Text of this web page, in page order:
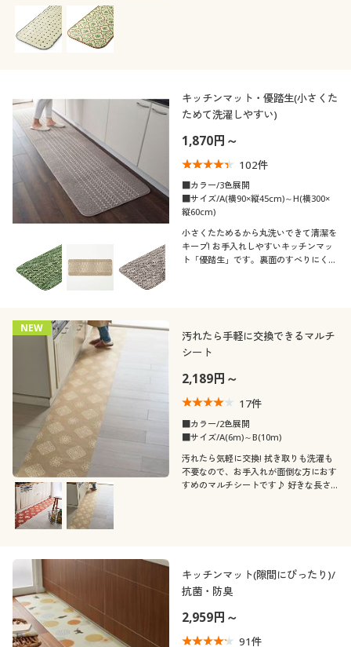
キッチンマット・優踏生(小さくた
ためて洗濯しやすい)
1,870円～
102件
■カラー/3色展開
■サイズ/A(横90×縦45cm)～H(横300×
縦60cm)
小さくたためるから丸洗いできて清潔を
キープ! お手入れしやすいキッチンマッ
ト「優踏生」です。裏面のすべりにくい
NEW
汚れたら手軽に交換できるマルチ
シート
2,189円～
17件
■カラー/2色展開
■サイズ/A(6m)～B(10m)
汚れたら気軽に交換! 拭き取りも洗濯も
不要なので、お手入れが面倒な方におす
すめのマルチシートです♪ 好きな長さ
キッチンマット(隙間にぴったり)/
抗菌・防臭
2,959円～
91件